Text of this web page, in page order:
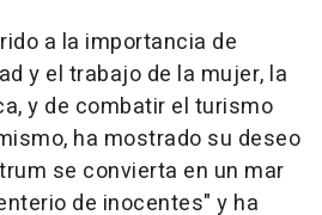
a la importancia de
y el trabajo de la mujer, la
y de combatir el turismo
ha mostrado su deseo
se convierta en un mar
de inocentes" y ha